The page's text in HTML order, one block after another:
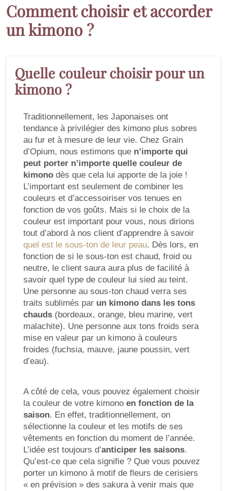
Comment choisir et accorder
un kimono ?
Quelle couleur choisir pour un
kimono ?
Traditionnellement, les Japonaises ont
tendance à privilégier des kimono plus sobres
au fur et à mesure de leur vie. Chez Grain
d’Opium, nous estimons que n’importe qui
peut porter n’importe quelle couleur de
kimono dès que cela lui apporte de la joie !
L’important est seulement de combiner les
couleurs et d’accessoiriser vos tenues en
fonction de vos goûts. Mais si le choix de la
couleur est important pour vous, nous dirions
tout d’abord à nos client d’apprendre à savoir
quel est le sous-ton de leur peau. Dès lors, en
fonction de si le sous-ton est chaud, froid ou
neutre, le client saura aura plus de facilité à
savoir quel type de couleur lui sied au teint.
Une personne au sous-ton chaud verra ses
traits sublimés par un kimono dans les tons
chauds (bordeaux, orange, bleu marine, vert
malachite). Une personne aux tons froids sera
mise en valeur par un kimono à couleurs
froides (fuchsia, mauve, jaune poussin, vert
d’eau).
A côté de cela, vous pouvez également choisir
la couleur de votre kimono en fonction de la
saison. En effet, traditionnellement, on
sélectionne la couleur et les motifs de ses
vêtements en fonction du moment de l’année.
L’idée est toujours d’anticiper les saisons.
Qu’est-ce que cela signifie ? Que vous pouvez
porter un kimono à motif de fleurs de cerisiers
« en prévision » des sakura à venir mais que